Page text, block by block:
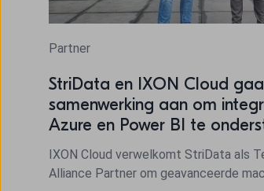
Partner
StriData en IXON Cloud
samenwerking aan om
Azure en Power BI te
IXON Cloud verwelkomt StriData als
Alliance Partner om geavanceerde